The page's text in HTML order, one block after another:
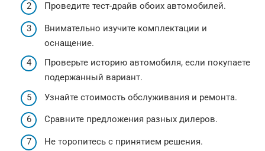
Проведите тест-драйв обоих автомобилей.
Внимательно изучите комплектации и
оснащение.
Проверьте историю автомобиля, если покупаете
подержанный вариант.
Узнайте стоимость обслуживания и ремонта.
Сравните предложения разных дилеров.
Не торопитесь с принятием решения.